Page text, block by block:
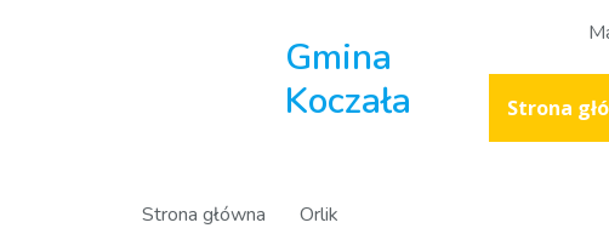
Gmina
Koczała
Strona
Strona główna Orlik